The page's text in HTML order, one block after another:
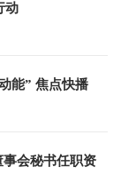
动
能” 焦点快播
会秘书任职资